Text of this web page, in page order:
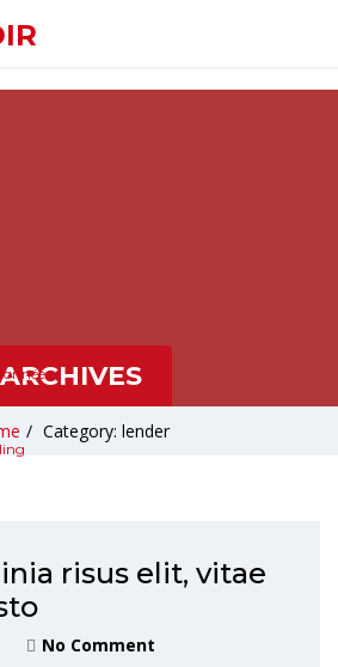
ARCHIVES
/ Category: lender
risus elit, vitae
No Comment